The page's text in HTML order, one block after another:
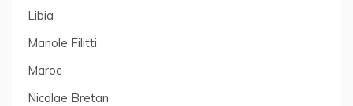
Libia
Manole Filitti
Maroc
Nicolae Bretan